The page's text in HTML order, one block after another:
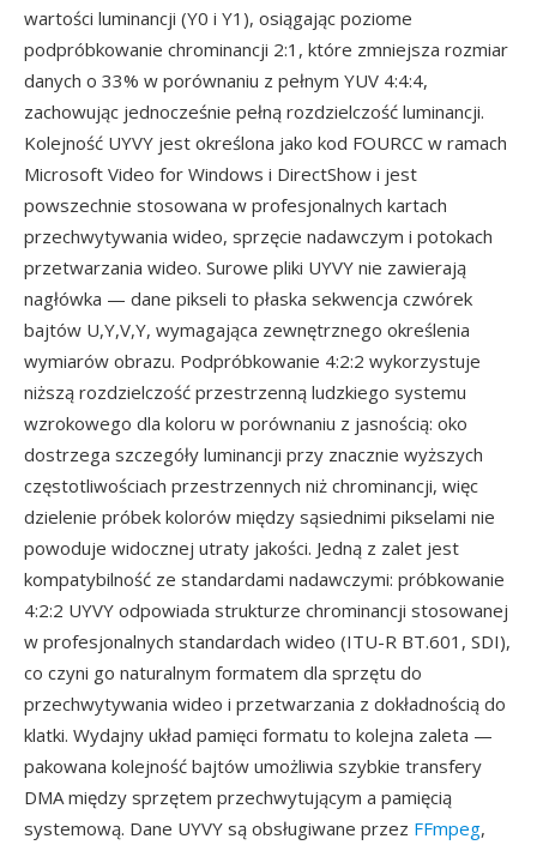
wartości luminancji (Y0 i Y1), osiągając poziome
podpróbkowanie chrominancji 2:1, które zmniejsza rozmiar
danych o 33% w porównaniu z pełnym YUV 4:4:4,
zachowując jednocześnie pełną rozdzielczość luminancji.
Kolejność UYVY jest określona jako kod FOURCC w ramach
Microsoft Video for Windows i DirectShow i jest
powszechnie stosowana w profesjonalnych kartach
przechwytywania wideo, sprzęcie nadawczym i potokach
przetwarzania wideo. Surowe pliki UYVY nie zawierają
nagłówka — dane pikseli to płaska sekwencja czwórek
bajtów U,Y,V,Y, wymagająca zewnętrznego określenia
wymiarów obrazu. Podpróbkowanie 4:2:2 wykorzystuje
niższą rozdzielczość przestrzenną ludzkiego systemu
wzrokowego dla koloru w porównaniu z jasnością: oko
dostrzega szczegóły luminancji przy znacznie wyższych
częstotliwościach przestrzennych niż chrominancji, więc
dzielenie próbek kolorów między sąsiednimi pikselami nie
powoduje widocznej utraty jakości. Jedną z zalet jest
kompatybilność ze standardami nadawczymi: próbkowanie
4:2:2 UYVY odpowiada strukturze chrominancji stosowanej
w profesjonalnych standardach wideo (ITU-R BT.601, SDI),
co czyni go naturalnym formatem dla sprzętu do
przechwytywania wideo i przetwarzania z dokładnością do
klatki. Wydajny układ pamięci formatu to kolejna zaleta —
pakowana kolejność bajtów umożliwia szybkie transfery
DMA między sprzętem przechwytującym a pamięcią
systemową. Dane UYVY są obsługiwane przez FFmpeg,